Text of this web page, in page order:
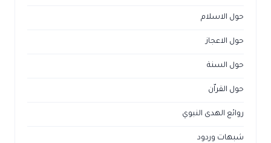
حول الاسلام
حول الاعجاز
حول السنة
حول القراّن
روائع الهدى النبوي
شبهات وردود